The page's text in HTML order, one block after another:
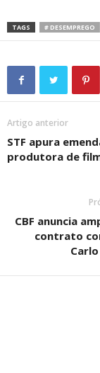
TAGS # DESEMPREGO
Artigo anterior
STF apura
produtora de
CBF anuncia
contrato